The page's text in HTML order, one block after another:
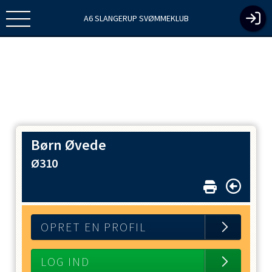
A6 SLANGERUP SVØMMEKLUB
Børn Øvede
Ø310
OPRET EN PROFIL
LOG IND